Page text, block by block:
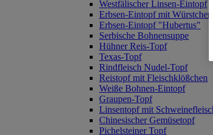
Westfälischer Linsen-Eintopf
Erbsen-Eintopf mit Würstchen
Erbsen-Eintopf "Hubertus"
Serbische Bohnensuppe
Hühner Reis-Topf
Texas-Topf
Rindfleisch Nudel-Topf
Reistopf mit Fleischklößchen
Weiße Bohnen-Eintopf
Graupen-Topf
Linsentopf mit
Chinesischer Gemüsetopf
Pichelsteiner Topf